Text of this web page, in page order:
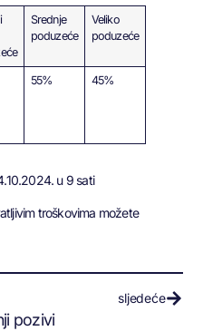
Srednje
poduzeće
Veliko
poduzeće
55% 45%
u 9 sati
troškovima možete
sljedeće
pozivi